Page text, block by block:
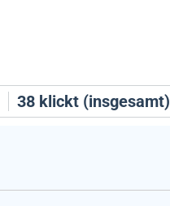
38 klickt (insgesamt)